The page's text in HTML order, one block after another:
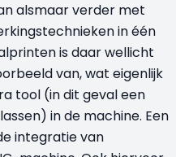
alsmaar verder met
in één
is daar wellicht
van, wat eigenlijk
tool (in dit geval een
in de machine. Een
integratie van